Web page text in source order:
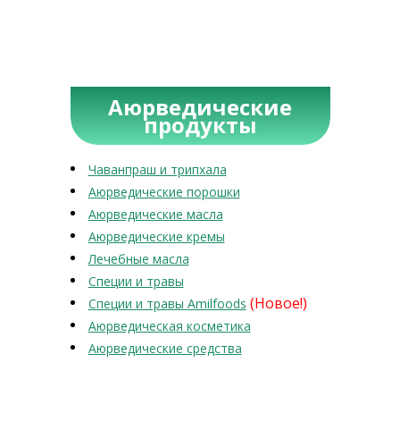
Аюрведические
продукты
Чаванпраш и трипхала
Аюрведические порошки
Аюрведические масла
Аюрведические кремы
Лечебные масла
Специи и травы
Специи и травы Amilfoods (Новое!)
Аюрведическая косметика
Аюрведические средства